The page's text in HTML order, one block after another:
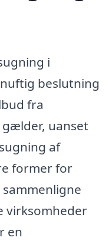
i
beslutning
fra
uanset
af
former for
virksomheder
en